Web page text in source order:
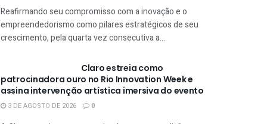
Reafirmando seu compromisso com a inovação e o
empreendedorismo como pilares estratégicos de seu
crescimento, pela quarta vez consecutiva a...
Claro estreia como
patrocinadora ouro no Rio Innovation Week e
assina intervenção artística imersiva do evento
3 DE AGOSTO DE 2026 0